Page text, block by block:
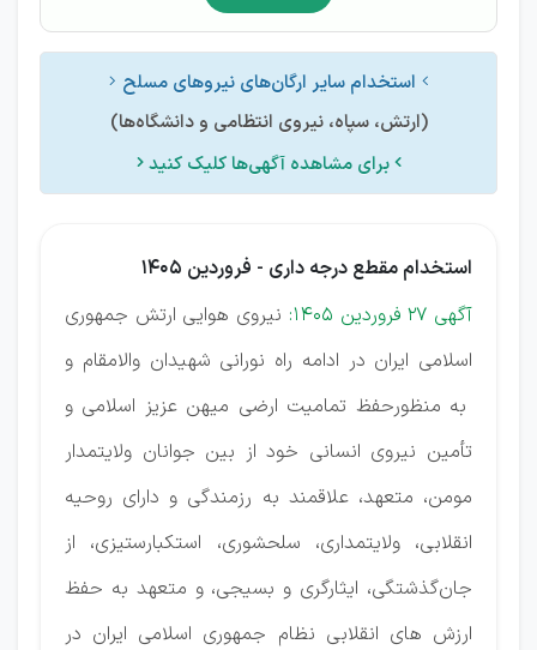
 استخدام سایر ارگان‌های نیروهای مسلح 
(ارتش، سپاه، نیروی انتظامی و دانشگاه‌ها)
 برای مشاهده آگهی‌ها کلیک کنید
استخدام مقطع درجه داری - فروردین 1405
آگهی 27 فروردین 1405:
نیروی هوایی ارتش جمهوری
اسلامی ایران در ادامه راه نورانی شهیدان والامقام و
به منظورحفظ تمامیت ارضی میهن عزیز اسلامی و
تأمین نیروی انسانی خود از بین جوانان ولایتمدار
مومن، متعهد، علاقمند به رزمندگی و دارای روحیه
انقلابی، ولایتمداری، سلحشوری، استکبارستیزی، از
جان‌گذشتگی، ایثارگری و بسیجی، و متعهد به حفظ
ارزش های انقلابی نظام جمهوری اسلامی ایران در